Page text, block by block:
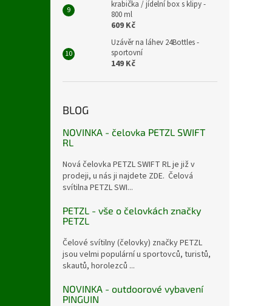
krabička / jídelní box s klipy -
800 ml
609 Kč
Uzávěr na láhev 24Bottles -
sportovní
149 Kč
BLOG
NOVINKA - čelovka PETZL SWIFT
RL
Nová čelovka PETZL SWIFT RL je již v
prodeji, u nás ji najdete ZDE. Čelová
svítilna PETZL SWI...
PETZL - vše o čelovkách značky
PETZL
Čelové svítilny (čelovky) značky PETZL
jsou velmi populární u sportovců, turistů,
skautů, horolezců ...
NOVINKA - outdoorové vybavení
PINGUIN